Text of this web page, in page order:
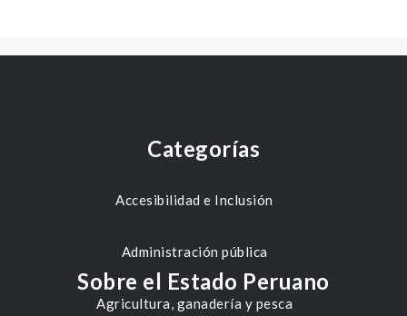
Categorías
Accesibilidad e Inclusión
Administración pública
Agricultura, ganadería y pesca
Sobre el Estado Peruano